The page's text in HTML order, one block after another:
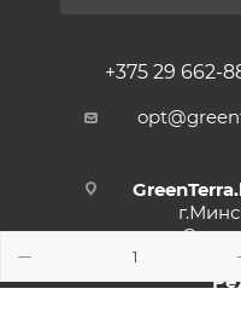
+375 29 662-